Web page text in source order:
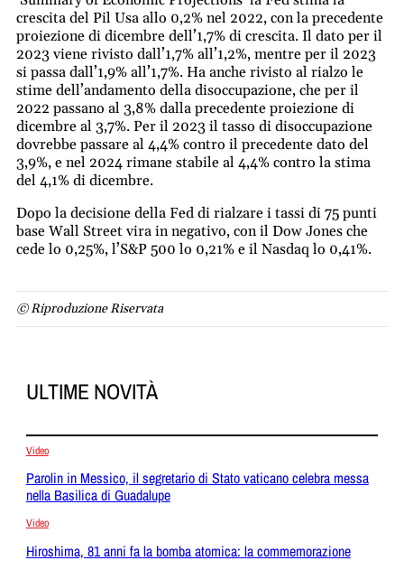
crescita del Pil Usa allo 0,2% nel 2022, con la precedente
proiezione di dicembre dell’1,7% di crescita. Il dato per il
2023 viene rivisto dall’1,7% all’1,2%, mentre per il 2023
si passa dall’1,9% all’1,7%. Ha anche rivisto al rialzo le
stime dell’andamento della disoccupazione, che per il
2022 passano al 3,8% dalla precedente proiezione di
dicembre al 3,7%. Per il 2023 il tasso di disoccupazione
dovrebbe passare al 4,4% contro il precedente dato del
3,9%, e nel 2024 rimane stabile al 4,4% contro la stima
del 4,1% di dicembre.
Dopo la decisione della Fed di rialzare i tassi di 75 punti
base Wall Street vira in negativo, con il Dow Jones che
cede lo 0,25%, l’S&P 500 lo 0,21% e il Nasdaq lo 0,41%.
© Riproduzione Riservata
ULTIME NOVITÀ
Video
Parolin in Messico, il segretario di Stato vaticano celebra messa
nella Basilica di Guadalupe
Video
Hiroshima, 81 anni fa la bomba atomica: la commemorazione